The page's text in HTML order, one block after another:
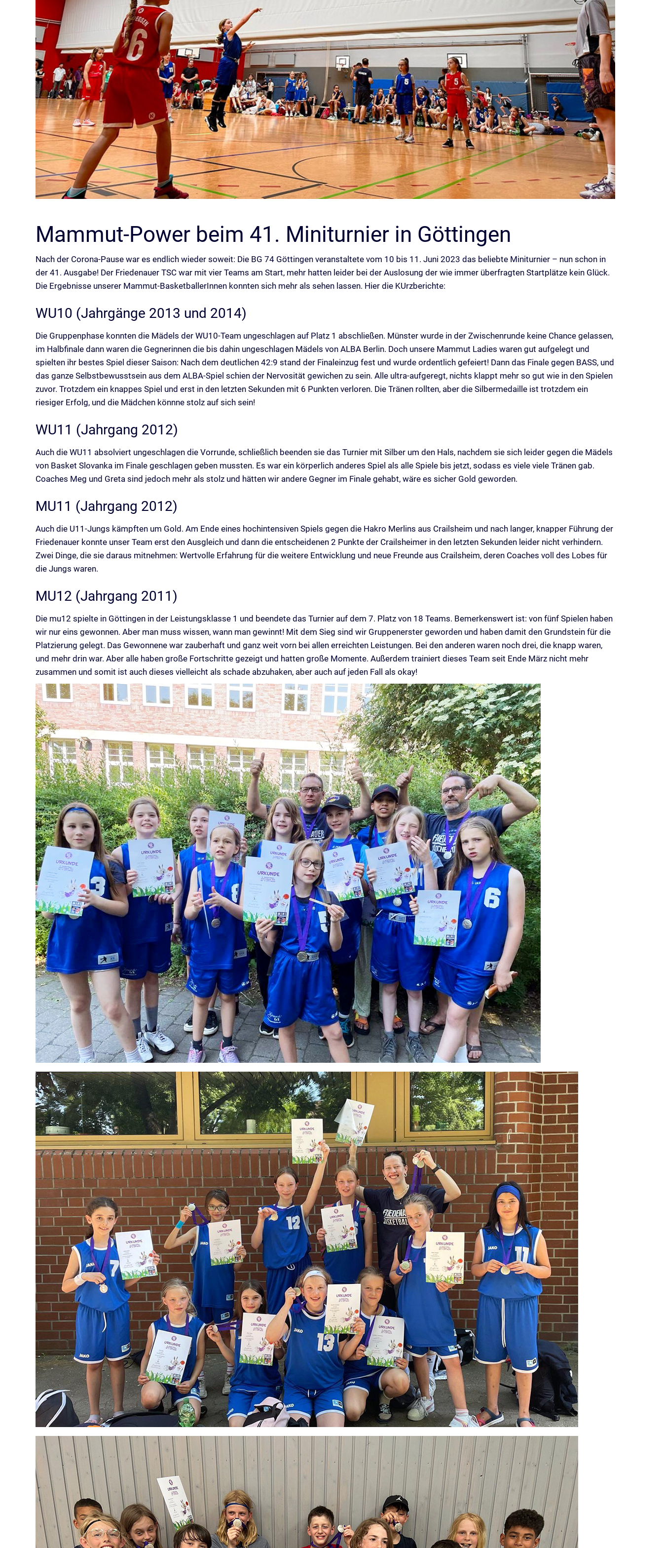
Mammut-Power beim 41. Miniturnier in Göttingen
Nach der Corona-Pause war es endlich wieder soweit: Die BG 74 Göttingen veranstaltete vom 10 bis 11. Juni 2023 das beliebte Miniturnier – nun schon in
der 41. Ausgabe! Der Friedenauer TSC war mit vier Teams am Start, mehr hatten leider bei der Auslosung der wie immer überfragten Startplätze kein Glück.
Die Ergebnisse unserer Mammut-BasketballerInnen konnten sich mehr als sehen lassen. Hier die KUrzberichte:
WU10 (Jahrgänge 2013 und 2014)
Die Gruppenphase konnten die Mädels der WU10-Team ungeschlagen auf Platz 1 abschließen. Münster wurde in der Zwischenrunde keine Chance gelassen,
im Halbfinale dann waren die Gegnerinnen die bis dahin ungeschlagen Mädels von ALBA Berlin. Doch unsere Mammut Ladies waren gut aufgelegt und
spielten ihr bestes Spiel dieser Saison: Nach dem deutlichen 42:9 stand der Finaleinzug fest und wurde ordentlich gefeiert! Dann das Finale gegen BASS, und
das ganze Selbstbewusstsein aus dem ALBA-Spiel schien der Nervosität gewichen zu sein. Alle ultra-aufgeregt, nichts klappt mehr so gut wie in den Spielen
zuvor. Trotzdem ein knappes Spiel und erst in den letzten Sekunden mit 6 Punkten verloren. Die Tränen rollten, aber die Silbermedaille ist trotzdem ein
riesiger Erfolg, und die Mädchen könnne stolz auf sich sein!
WU11 (Jahrgang 2012)
Auch die WU11 absolviert ungeschlagen die Vorrunde, schließlich beenden sie das Turnier mit Silber um den Hals, nachdem sie sich leider gegen die Mädels
von Basket Slovanka im Finale geschlagen geben mussten. Es war ein körperlich anderes Spiel als alle Spiele bis jetzt, sodass es viele viele Tränen gab.
Coaches Meg und Greta sind jedoch mehr als stolz und hätten wir andere Gegner im Finale gehabt, wäre es sicher Gold geworden.
MU11 (Jahrgang 2012)
Auch die U11-Jungs kämpften um Gold. Am Ende eines hochintensiven Spiels gegen die Hakro Merlins aus Crailsheim und nach langer, knapper Führung der
Friedenauer konnte unser Team erst den Ausgleich und dann die entscheidenen 2 Punkte der Crailsheimer in den letzten Sekunden leider nicht verhindern.
Zwei Dinge, die sie daraus mitnehmen: Wertvolle Erfahrung für die weitere Entwicklung und neue Freunde aus Crailsheim, deren Coaches voll des Lobes für
die Jungs waren.
MU12 (Jahrgang 2011)
Die mu12 spielte in Göttingen in der Leistungsklasse 1 und beendete das Turnier auf dem 7. Platz von 18 Teams. Bemerkenswert ist: von fünf Spielen haben
wir nur eins gewonnen. Aber man muss wissen, wann man gewinnt! Mit dem Sieg sind wir Gruppenerster geworden und haben damit den Grundstein für die
Platzierung gelegt. Das Gewonnene war zauberhaft und ganz weit vorn bei allen erreichten Leistungen. Bei den anderen waren noch drei, die knapp waren,
und mehr drin war. Aber alle haben große Fortschritte gezeigt und hatten große Momente. Außerdem trainiert dieses Team seit Ende März nicht mehr
zusammen und somit ist auch dieses vielleicht als schade abzuhaken, aber auch auf jeden Fall als okay!